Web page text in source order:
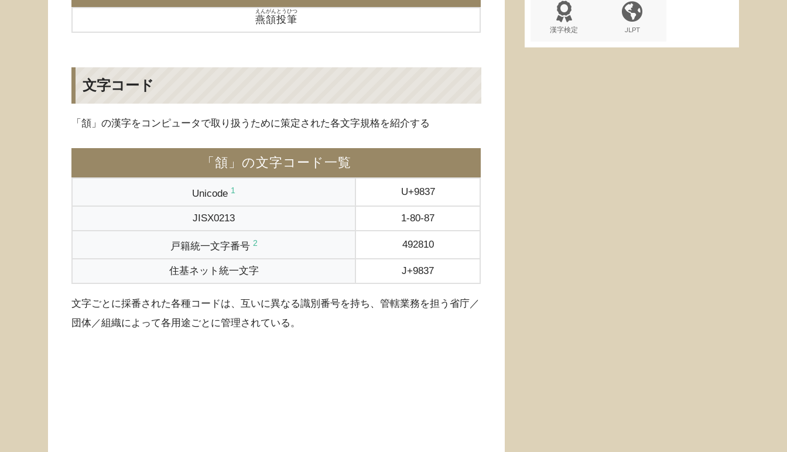
燕頷投筆
えんがんとうひつ
文字コード
「頷」の漢字をコンピュータで取り扱うために策定された各文字規格を紹介する
「頷」の文字コード一覧
Unicode 1 U+9837
JISX0213 1-80-87
戸籍統一文字番号 2 492810
住基ネット統一文字 J+9837
文字ごとに採番された各種コードは、互いに異なる識別番号を持ち、管轄業務を担う省庁／
団体／組織によって各用途ごとに管理されている。
漢字検定 JLPT